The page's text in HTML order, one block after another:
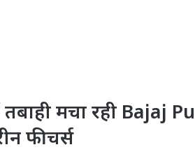
मचा रही Bajaj
फीचर्स